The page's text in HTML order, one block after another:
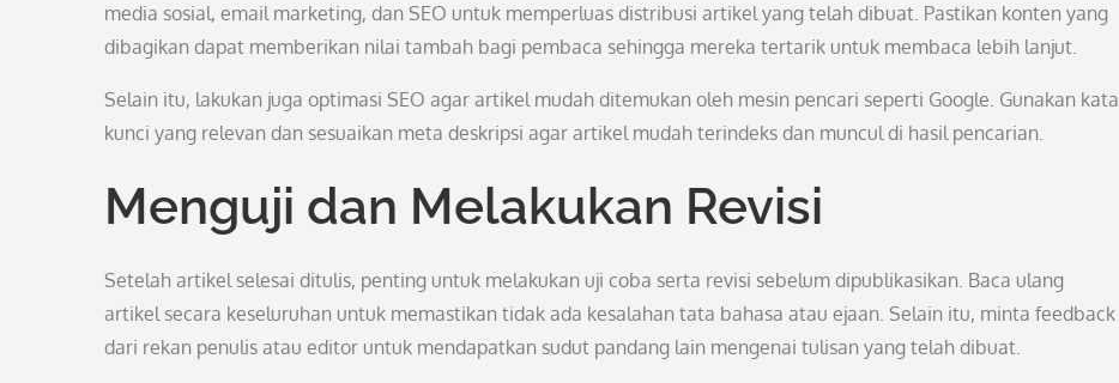
media sosial, email marketing, dan SEO untuk memperluas distribusi artikel yang telah dibuat. Pastikan konten yang
dibagikan dapat memberikan nilai tambah bagi pembaca sehingga mereka tertarik untuk membaca lebih lanjut.
Selain itu, lakukan juga optimasi SEO agar artikel mudah ditemukan oleh mesin pencari seperti Google. Gunakan kata
kunci yang relevan dan sesuaikan meta deskripsi agar artikel mudah terindeks dan muncul di hasil pencarian.
Menguji dan Melakukan Revisi
Setelah artikel selesai ditulis, penting untuk melakukan uji coba serta revisi sebelum dipublikasikan. Baca ulang
artikel secara keseluruhan untuk memastikan tidak ada kesalahan tata bahasa atau ejaan. Selain itu, minta feedback
dari rekan penulis atau editor untuk mendapatkan sudut pandang lain mengenai tulisan yang telah dibuat.